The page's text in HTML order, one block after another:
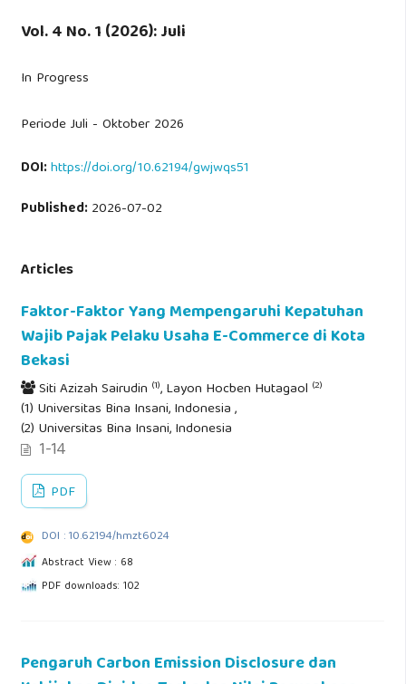
Vol. 4 No. 1 (2026): Juli
In Progress
Periode Juli - Oktober 2026
DOI:https://doi.org/10.62194/gwjwqs51
Published:2026-07-02
Articles
Faktor-Faktor Yang Mempengaruhi Kepatuhan
Wajib Pajak Pelaku Usaha E-Commerce di Kota
Bekasi
Siti Azizah Sairudin (1), Layon Hocben Hutagaol (2)
(1) Universitas Bina Insani, Indonesia ,
(2) Universitas Bina Insani, Indonesia
1-14
PDF
DOI : 10.62194/hmzt6024
Abstract View : 68
PDF downloads: 102
Pengaruh Carbon Emission Disclosure dan